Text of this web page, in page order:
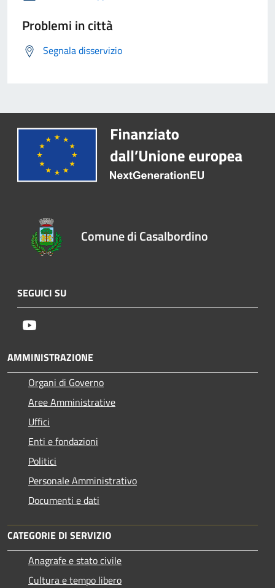
Problemi in città
Segnala disservizio
Comune di Casalbordino
SEGUICI SU
AMMINISTRAZIONE
Organi di Governo
Aree Amministrative
Uffici
Enti e fondazioni
Politici
Personale Amministrativo
Documenti e dati
CATEGORIE DI SERVIZIO
Anagrafe e stato civile
Cultura e tempo libero